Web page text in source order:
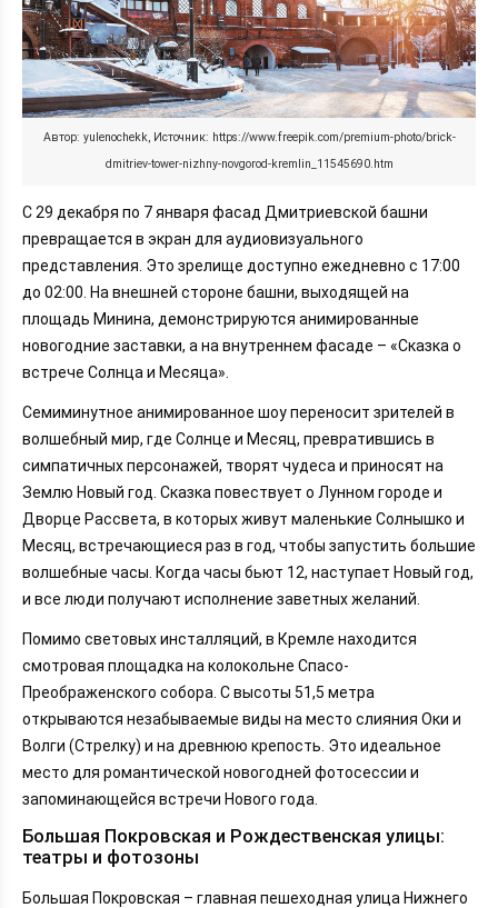
Автор: yulenochekk, Источник: https://www.freepik.com/premium-photo/brick-
dmitriev-tower-nizhny-novgorod-kremlin_11545690.htm
С 29 декабря по 7 января фасад Дмитриевской башни
превращается в экран для аудиовизуального
представления. Это зрелище доступно ежедневно с 17:00
до 02:00. На внешней стороне башни, выходящей на
площадь Минина, демонстрируются анимированные
новогодние заставки, а на внутреннем фасаде – «Сказка о
встрече Солнца и Месяца».
Семиминутное анимированное шоу переносит зрителей в
волшебный мир, где Солнце и Месяц, превратившись в
симпатичных персонажей, творят чудеса и приносят на
Землю Новый год. Сказка повествует о Лунном городе и
Дворце Рассвета, в которых живут маленькие Солнышко и
Месяц, встречающиеся раз в год, чтобы запустить большие
волшебные часы. Когда часы бьют 12, наступает Новый год,
и все люди получают исполнение заветных желаний.
Помимо световых инсталляций, в Кремле находится
смотровая площадка на колокольне Спасо-
Преображенского собора. С высоты 51,5 метра
открываются незабываемые виды на место слияния Оки и
Волги (Стрелку) и на древнюю крепость. Это идеальное
место для романтической новогодней фотосессии и
запоминающейся встречи Нового года.
Большая Покровская и Рождественская улицы:
театры и фотозоны
Большая Покровская – главная пешеходная улица Нижнего